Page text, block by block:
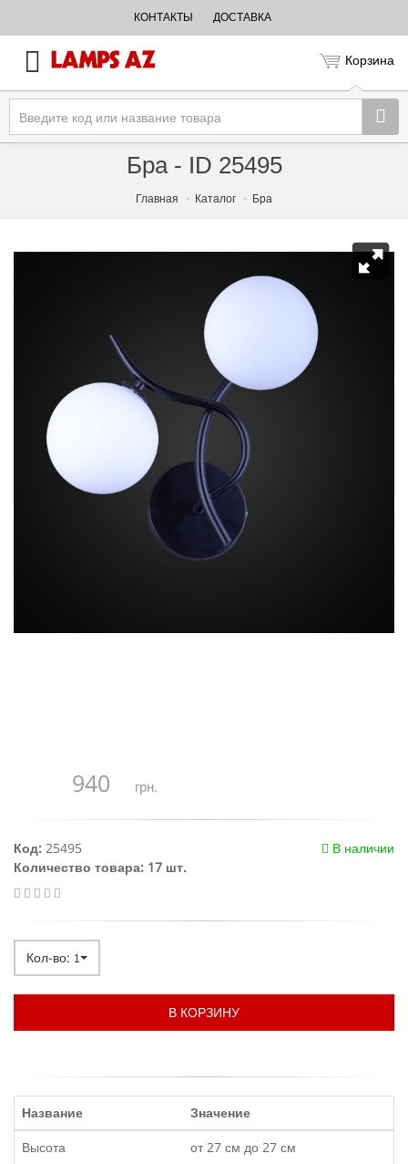
КОНТАКТЫ ДОСТАВКА
Корзина
Бра - ID 25495
Главная Каталог Бра
940 грн.
В наличии
Код: 25495
Количество товара: 17 шт.
Кол-во: 1
В КОРЗИНУ
Название
Значение
Высота
от 27 см до 27 см